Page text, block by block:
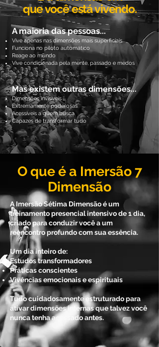
que você está vivendo.
A maioria das pessoas...
Vive apenas nas dimensões mais superficiais
Funciona no piloto automático
Reage ao mundo
Vive condicionada pela mente, passado e medos
Mas existem outras dimensões...
Dimensões invisíveis
Extremamente poderosas
Acessíveis a quem busca
Capazes de transformar tudo
O que é a Imersão 7
Dimensão
A Imersão Sétima Dimensão é um
treinamento presencial intensivo de 1 dia,
criado para conduzir você a um
reencontro profundo com sua essência.
Um dia inteiro de:
Estudos transformadores
Práticas conscientes
Vivências emocionais e espirituais
Tudo cuidadosamente estruturado para
ativar dimensões internas que talvez você
nunca tenha acessado antes.